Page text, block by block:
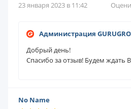
23 января 2023 в 11:42
Администрация
Добрый день!
Спасибо за отзыв! Будем ждать
No Name